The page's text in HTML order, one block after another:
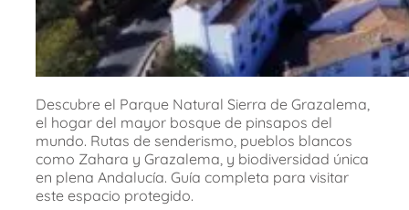
Descubre el Parque Natural Sierra de Grazalema,
el hogar del mayor bosque de pinsapos del
mundo. Rutas de senderismo, pueblos blancos
como Zahara y Grazalema, y biodiversidad única
en plena Andalucía. Guía completa para visitar
este espacio protegido.